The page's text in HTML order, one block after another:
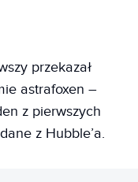
przekazał
astrafoxen –
z pierwszych
z Hubble’a.